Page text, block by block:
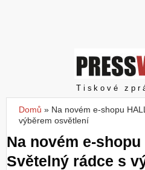
č
Tiskové
Jste zde
Domů » Na novém e-shopu
výběrem osvětlení
Na novém e-
Světelný rádce s